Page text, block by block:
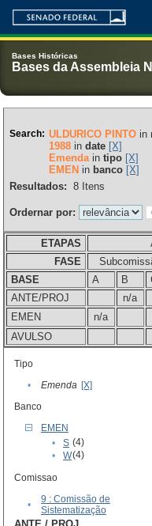
Bases Históricas
Bases da Assembleia
Search: ULDURICO PINTOin
1988in date [X]
Emendain tipo [X]
EMEN in banco [X]
Resultados: 8Itens
Ordernar por:
ETAPAS
FASE
BASE
A B
ANTE/PROJ
n/a
EMEN
n/a
AVULSO
Tipo
•
Emenda [X]
Banco
EMEN
•
S (4)
•
W(4)
Comissao
•
9 : Comissão de
Sistematização